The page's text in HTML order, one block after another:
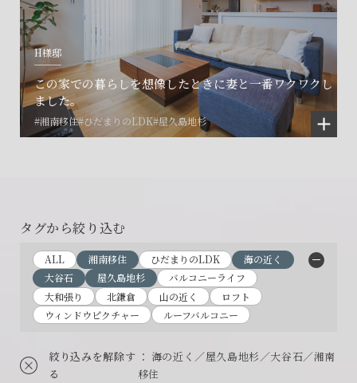
H様邸
この家での暮らしを想像したときに妻と一番ワクワクし
ました。
#湘南移住#ひだまりのLDK#屋久島地杉
タグから絞り込む
ALL 湘南移住 ひだまりのLDK
海の近く
大谷石
屋久島地杉
バルコニーライフ
大和張り
北鎌倉 山の近く
ロフト
ウィンドウピクチャー
ルーフバルコニー
絞り込みを解除す
る
： 海の近く／屋久島地杉／大谷石／湘南
移住